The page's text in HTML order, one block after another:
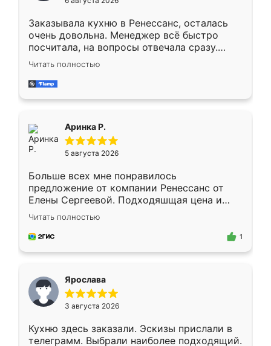
мебели буду заказывать только здесь.
Заказывала кухню в Ренессанс, осталась
очень довольна. Менеджер всё быстро
посчитала, на вопросы отвечала сразу.
Замерщик приехал в субботу, подошёл к
делу со всей ответственностью. Собрали
за день, ребята работали аккуратно, даже
Читать полностью
Аринка Р.
5 августа 2026
Больше всех мне понравилось
предложение от компании Ренессанс от
Елены Сергеевой. Подходяшщая цена и
короткие сроки изготовления. Приехавший
для замера сотрудник Владислав
предложил по моему эскизу самый
Читать полностью
1
Ярослава
3 августа 2026
Кухню здесь заказали. Эскизы прислали в
телеграмм. Выбрали наиболее подходящий.